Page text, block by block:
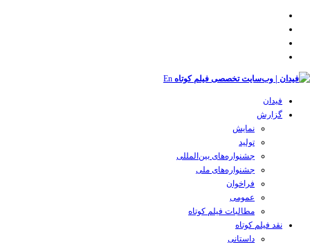
En
فیدان
گزارش
نمایش
تولید
‌‌جشنواره‌های بین‌المللی
جشنواره‌های ملی
فراخوان
عمومی
مطالبات فیلم کوتاه
نقد فیلم کوتاه
داستانی